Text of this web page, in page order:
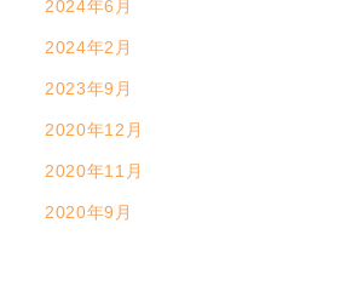
2024年6月
2024年2月
2023年9月
2020年12月
2020年11月
2020年9月